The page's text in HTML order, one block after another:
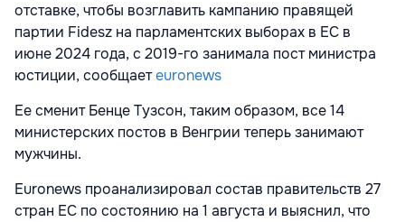
отставке, чтобы возглавить кампанию правящей
партии Fidesz на парламентских выборах в ЕС в
июне 2024 года, с 2019-го занимала пост министра
юстиции, сообщаетeuronews
Ее сменит Бенце Тузсон, таким образом, все 14
министерских постов в Венгрии теперь занимают
мужчины.
Euronews проанализировал состав правительств 27
стран ЕС по состоянию на 1 августа и выяснил, что